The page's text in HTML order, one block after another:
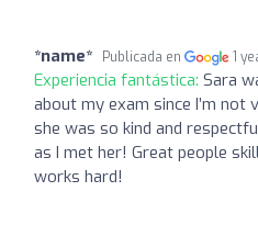
*name* Publicada en 1
Experiencia fantástica: Sara
about my exam since I’m
she was so kind and
as I met her! Great people
works hard!